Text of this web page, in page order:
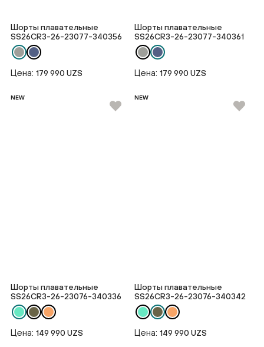
Шорты плавательные
SS26CR3-26-23077-340356
Цена: 179 990 UZS
Шорты плавательные
SS26CR3-26-23077-340361
Цена: 179 990 UZS
NEW
Шорты плавательные
SS26CR3-26-23076-340336
Цена: 149 990 UZS
NEW
Шорты плавательные
SS26CR3-26-23076-340342
Цена: 149 990 UZS